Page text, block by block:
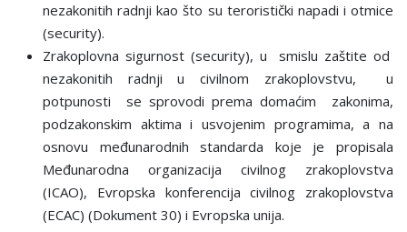
nezakonitih radnji kao što su teroristički napadi i otmice
(security).
Zrakoplovna sigurnost (security), u smislu zaštite od
nezakonitih radnji u civilnom zrakoplovstvu, u
potpunosti se sprovodi prema domaćim zakonima,
podzakonskim aktima i usvojenim programima, a na
osnovu međunarodnih standarda koje je propisala
Međunarodna organizacija civilnog zrakoplovstva
(ICAO), Evropska konferencija civilnog zrakoplovstva
(ECAC) (Dokument 30) i Evropska unija.